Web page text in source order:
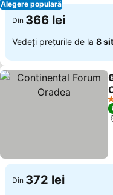
Alegere populară
Din 366 lei
Vedeți prețurile de la 8
Din 372 lei